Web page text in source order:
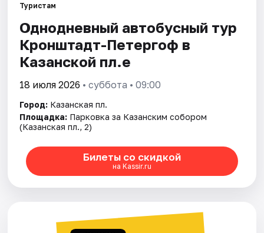
Туристам
Однодневный автобусный тур
Кронштадт-Петергоф в
Казанской пл.е
18 июля 2026 • суббота • 09:00
Город: Казанская пл.
Площадка: Парковка за Казанским собором
(Казанская пл., 2)
Билеты со скидкой
на Kassir.ru